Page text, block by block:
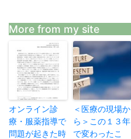
More from my site
オンライン診
療・服薬指導で
問題が起きた時
＜医療の現場か
ら＞この１３年
で変わったこ